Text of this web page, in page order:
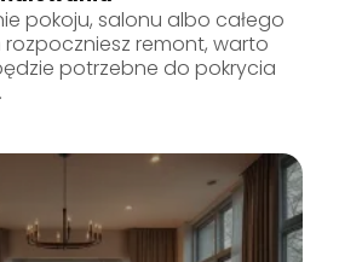
pokoju, salonu albo całego
rozpoczniesz remont, warto
potrzebne do pokrycia